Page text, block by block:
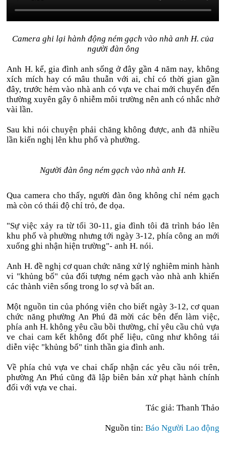
Camera ghi lại hành động ném gạch vào nhà anh H. của
người đàn ông
Anh H. kể, gia đình anh sống ở đây gần 4 năm nay, không
xích mích hay có mâu thuẫn với ai, chỉ có thời gian gần
đây, trước hẻm vào nhà anh có vựa ve chai mới chuyển đến
thường xuyên gây ô nhiễm môi trường nên anh có nhắc nhở
vài lần.
Sau khi nói chuyện phải chăng không được, anh đã nhiều
lần kiến nghị lên khu phố và phường.
Người đàn ông ném gạch vào nhà anh H.
Qua camera cho thấy, người đàn ông không chỉ ném gạch
mà còn có thái độ chỉ trỏ, đe dọa.
"Sự việc xảy ra từ tối 30-11, gia đình tôi đã trình báo lên
khu phố và phường nhưng tới ngày 3-12, phía công an mới
xuống ghi nhận hiện trường"- anh H. nói.
Anh H. đề nghị cơ quan chức năng xử lý nghiêm minh hành
vi "khủng bố" của đối tượng ném gạch vào nhà anh khiến
các thành viên sống trong lo sợ và bất an.
Một nguồn tin của phóng viên cho biết ngày 3-12, cơ quan
chức năng phường An Phú đã mời các bên đến làm việc,
phía anh H. không yêu cầu bồi thường, chỉ yêu cầu chủ vựa
ve chai cam kết không đốt phế liệu, cũng như không tái
diễn việc "khủng bố" tinh thần gia đình anh.
Về phía chủ vựa ve chai chấp nhận các yêu cầu nói trên,
phường An Phú cũng đã lập biên bản xử phạt hành chính
đối với vựa ve chai.
Tác giả: Thanh Thảo
Nguồn tin: Báo Người Lao động